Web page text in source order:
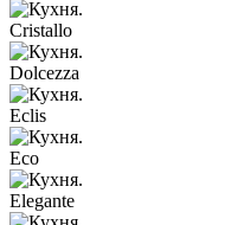
Cristallo
Dolcezza
Eclis
Eco
Elegante